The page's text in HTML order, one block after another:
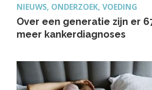
NIEUWS, ONDERZOEK, VOEDING
Over een generatie zijn er
meer kankerdiagnoses